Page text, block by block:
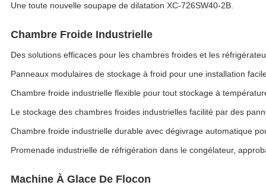
Une toute nouvelle soupape de dilatation XC-726SW40-2B.
Chambre Froide Industrielle
Des solutions efficaces pour les chambres froides et les
Panneaux modulaires de stockage à froid pour une installation
Chambre froide industrielle flexible pour tout stockage à
Le stockage des chambres froides industrielles facilité par des
Chambre froide industrielle durable avec dégivrage automatique
Promenade industrielle de réfrigération dans le congélateur,
Machine À Glace De Flocon